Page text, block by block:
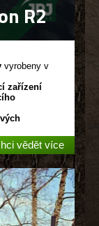
R2
vyrobeny v
zařízení
vědět více